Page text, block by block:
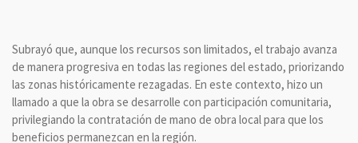
Subrayó que, aunque los recursos son limitados, el trabajo avanza
de manera progresiva en todas las regiones del estado, priorizando
las zonas históricamente rezagadas. En este contexto, hizo un
llamado a que la obra se desarrolle con participación comunitaria,
privilegiando la contratación de mano de obra local para que los
beneficios permanezcan en la región.